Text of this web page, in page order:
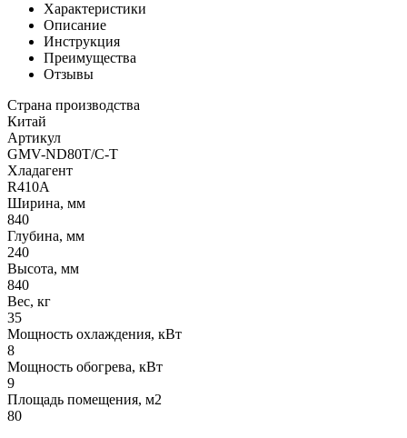
Характеристики
Описание
Инструкция
Преимущества
Отзывы
Страна производства
Китай
Артикул
GMV-ND80T/C-T
Хладагент
R410A
Ширина, мм
840
Глубина, мм
240
Высота, мм
840
Вес, кг
35
Мощность охлаждения, кВт
8
Мощность обогрева, кВт
9
Площадь помещения, м2
80